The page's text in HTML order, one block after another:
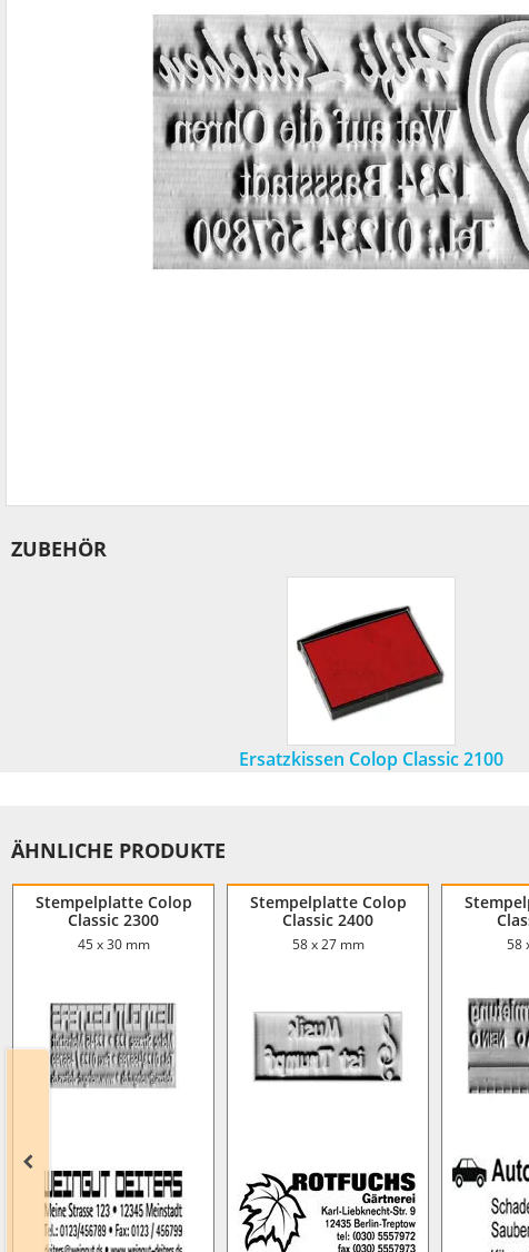
PRINTY Z. SELBER SETZEN
EASYPRINT LINE
PERSONALISIERTE ADRESSSTEMPEL
STEMPELFRITZ IMPRINT LINE SKYBLUE
TRODAT® VINTAGE
TRODAT® CREATIVE MINI STEMPEL
TRODAT® PIXEL STAMP
ZUBEHÖR
Ersatzkissen Colop Classic 2100
ÄHNLICHE PRODUKTE
Stempelplatte Colop
Classic 2300
45 x 30 mm
Stempelplatte Colop
Classic 2400
58 x 27 mm 58